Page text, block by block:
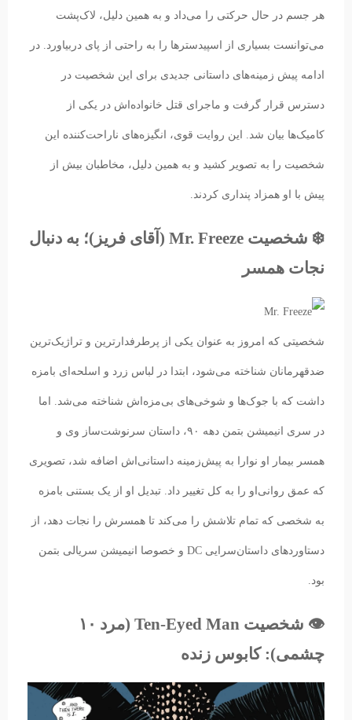
هر جسم در حال حرکتی را می‌داد و به همین دلیل، لاک‌پشت
‌می‌توانست بسیاری از اسپیدسترها را به راحتی از پای‌ دربیاورد. در
ادامه پیش زمینه‌‌های داستانی جدیدی برای این شخصیت در
دسترس قرار گرفت و ماجرای قتل خانواده‌اش در یکی از
کامیک‌ها بیان شد. این روایت قوی، انگیزه‌های ناراحت‌کننده این
شخصیت را به تصویر کشید و به همین دلیل،‌ مخاطبان بیش از
پیش با او همزاد پنداری کردند.
❄️ شخصیت Mr. Freeze (آقای فریز)؛ به دنبال
نجات همسر
شخصیتی که امروز به عنوان یکی از پرطرفدارترین و تراژیک‌ترین
ضدقهرمانان شناخته می‌شود، ابتدا در لباس زرد و اسلحه‌ای بامزه
داشت که با جوک‌ها و شوخی‌های بی‌مزه‌اش شناخته می‌شد. اما
در سری انیمیشن بتمن دهه ۹۰، داستان سرنوشت‌ساز وی و
همسر بیمار او نوارا به پیش‌زمینه‌ داستانی‌اش اضافه شد، تصویری
که عمق روانی‌او را به کل تغییر داد. تبدیل او از یک بستنی بامزه
به شخصی که تمام تلاشش را می‌کند تا همسرش را نجات دهد، از
دستاوردهای داستان‌سرایی DC و خصوصا انیمیشن سریالی بتمن
بود.
👁️ شخصیت Ten-Eyed Man (مرد ‍۱۰
چشمی): کابوس زنده